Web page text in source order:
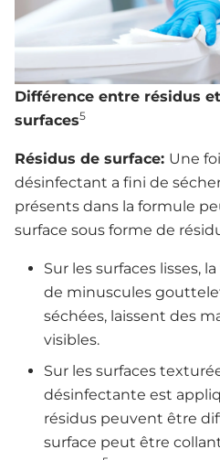
Différence entre résidus
surfaces5
Résidus de surface: Une
désinfectant a fini de
présents dans la formule
surface sous forme de
Sur les surfaces lisses,
de minuscules
séchées, laissent des
visibles.
Sur les surfaces
désinfectante est
résidus peuvent être
surface peut être